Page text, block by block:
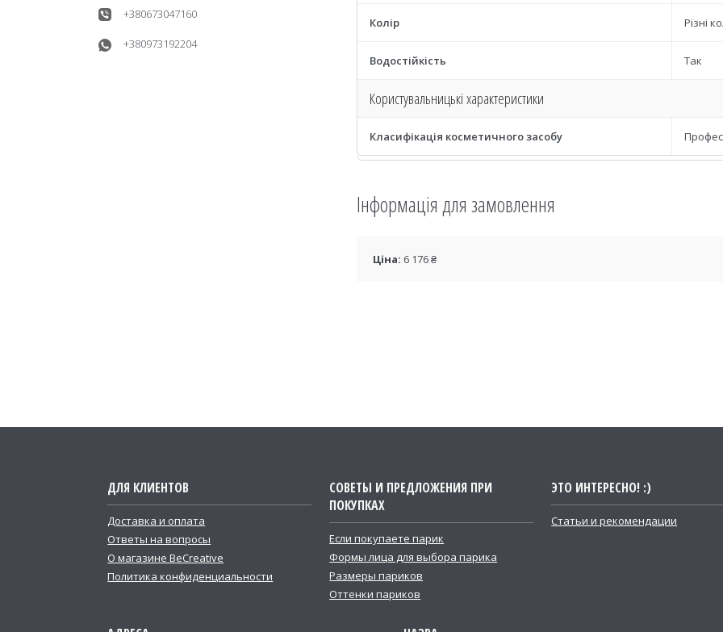
Колір Різні
Водостійкість Так
Користувальницькі характеристики
Класифікація косметичного засобу
Інформація для замовлення
Ціна: 6 176 ₴
+380673047160
+380973192204
ДЛЯ КЛИЕНТОВ
Доставка и оплата
Ответы на вопросы
О магазине BeCreative
Политика конфиденциальности
СОВЕТЫ И ПРЕДЛОЖЕНИЯ ПРИ
ПОКУПКАХ
Если покупаете парик
Формы лица для выбора парика
Размеры париков
Оттенки париков
ЭТО ИНТЕРЕСНО! :)
Статьи и рекомендации